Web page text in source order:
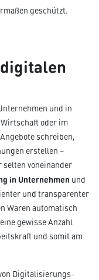
geschützt.
und in
oder im
schreiben,
erstellen –
voneinander
in Unternehmen und
und transparenter
Waren automatisch
gewisse Anzahl
und somit am
Digitalisierungs-